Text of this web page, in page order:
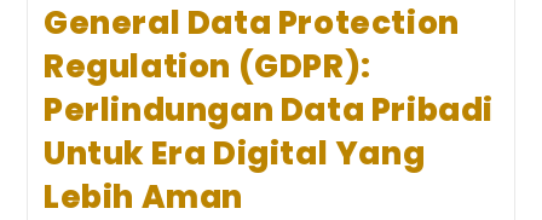
General Data Protection
Regulation (GDPR):
Perlindungan Data Pribadi
Untuk Era Digital Yang
Lebih Aman